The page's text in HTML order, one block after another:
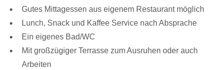
Gutes Mittagessen aus eigenem Restaurant möglich
Lunch, Snack und Kaffee Service nach Absprache
Ein eigenes Bad/WC
Mit großzügiger Terrasse zum Ausruhen oder auch
Arbeiten